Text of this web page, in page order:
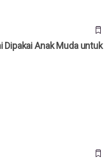
Dipakai Anak Muda untuk